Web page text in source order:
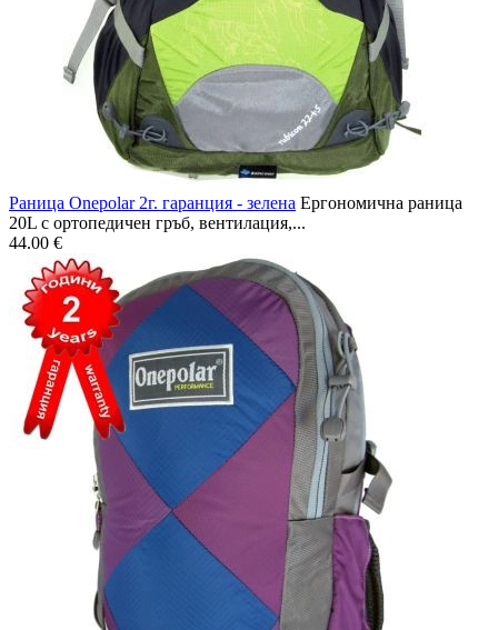
Раница Onepolar 2г. гаранция - зелена Ергономична раница
20L с ортопедичен гръб, вентилация,...
44.00 €